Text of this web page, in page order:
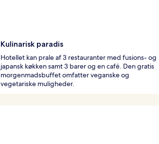
Kulinarisk paradis
Hotellet kan prale af 3 restauranter med fusions- og
japansk køkken samt 3 barer og en café. Den gratis
morgenmadsbuffet omfatter veganske og
vegetariske muligheder.